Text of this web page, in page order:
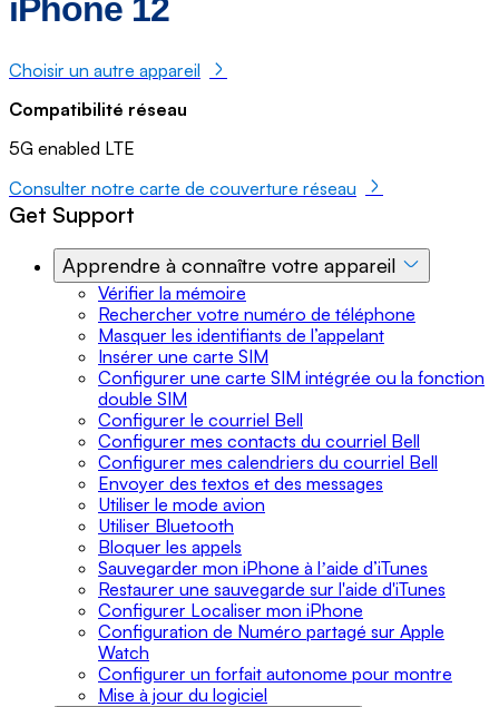
iPhone 12
Choisir un autre appareil
Compatibilité réseau
5G enabled LTE
Consulter notre carte de couverture réseau
Get Support
Apprendre à connaître votre appareil
Vérifier la mémoire
Rechercher votre numéro de téléphone
Masquer les identifiants de l’appelant
Insérer une carte SIM
Configurer une carte SIM intégrée ou la fonction
double SIM
Configurer le courriel Bell
Configurer mes contacts du courriel Bell
Configurer mes calendriers du courriel Bell
Envoyer des textos et des messages
Utiliser le mode avion
Utiliser Bluetooth
Bloquer les appels
Sauvegarder mon iPhone à lʼaide d’iTunes
Restaurer une sauvegarde sur l'aide d'iTunes
Configurer Localiser mon iPhone
Configuration de Numéro partagé sur Apple
Watch
Configurer un forfait autonome pour montre
Mise à jour du logiciel